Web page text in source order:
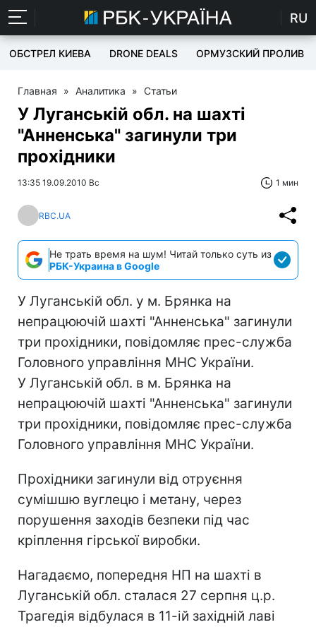
RU
ОБСТРЕЛ КИЕВА DRONE DEALS ОРМУЗСКИЙ ПРОЛИВ
Главная » Аналитика » Статьи
У Луганській обл. на шахті
"Анненська" загинули три
прохідники
13:35 19.09.2010 Вс 1 мин
RBC.UA
Не трать время на шум! Читай только суть из
РБК-Украина в Google
У Луганській обл. у м. Брянка на
непрацюючій шахті "Анненська" загинули
три прохідники, повідомляє прес-служба
Головного управління МНС України.
У Луганській обл. в м. Брянка на
непрацюючій шахті "Анненська" загинули
три прохідники, повідомляє прес-служба
Головного управління МНС України.
Прохідники загинули від отруєння
сумішшю вуглецю і метану, через
порушення заходів безпеки під час
кріплення гірської виробки.
Нагадаємо, попередня НП на шахті в
Луганській обл. сталася 27 серпня ц.р.
Трагедія відбулася в 11-ій західній лаві